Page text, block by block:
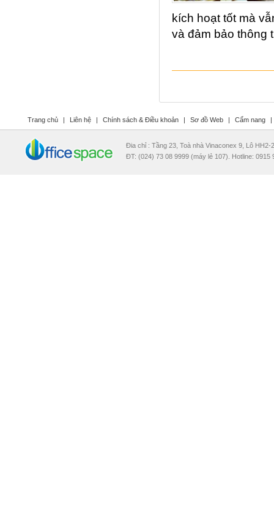
kích hoạt tốt mà
và đảm bảo thông
Trang chủ | Liên hệ | Chính sách & Điều khoản | Sơ đồ Web | Cẩm nang |
Đia chỉ : Tầng 23, Toà nhà Vinaconex 9, Lô
ĐT: (024) 73 08 9999 (máy lẻ 107). Hotline: 0915